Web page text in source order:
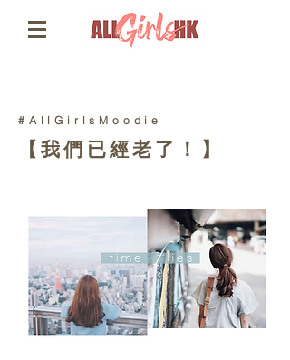
#AllGirlsMoodie
【我們已經老了！】